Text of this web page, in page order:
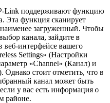
Link поддерживают функцию
Эта функция сканирует
загруженный. Чтобы
канала, зайдите в
веб-интерфейсе вашего
Settings» (Настройки
«Channel» (Канал) и
стоит отметить, что в
канал может быть
у вас есть информация о
районе.